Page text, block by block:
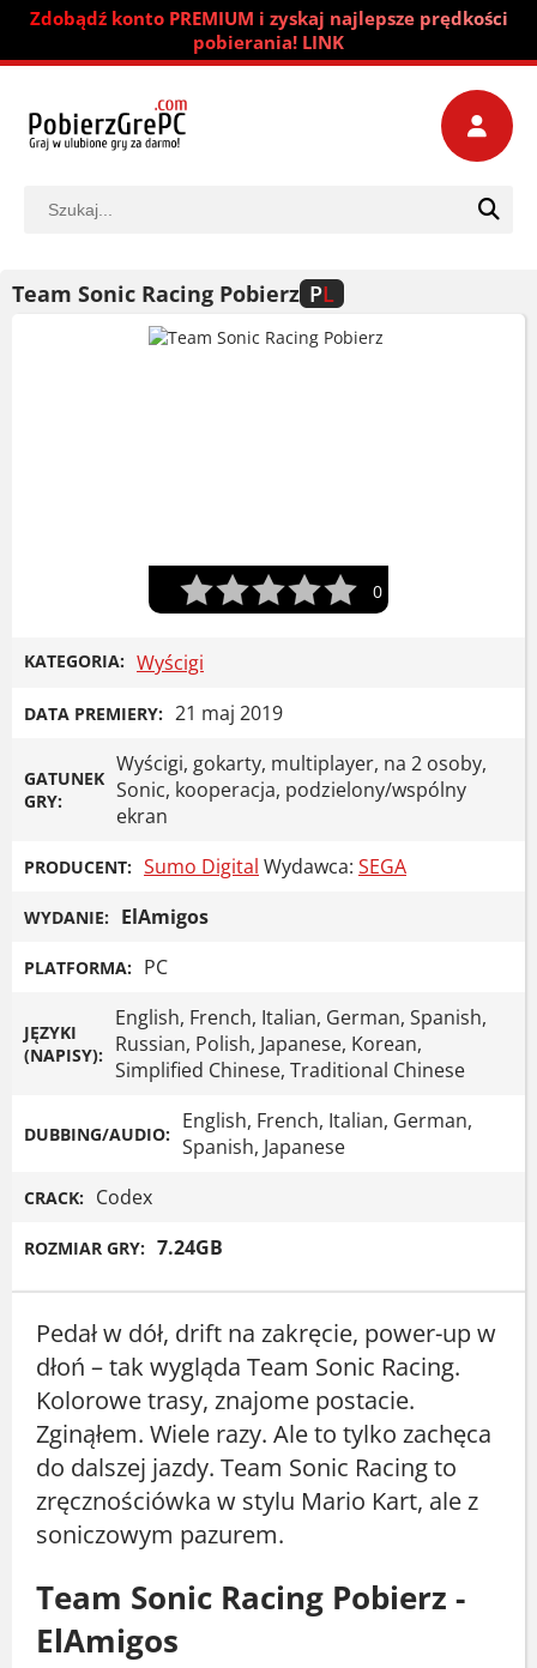
Zdobądź konto PREMIUM i zyskaj najlepsze prędkości
pobierania! LINK
Team Sonic Racing Pobierz PL
0
KATEGORIA: Wyścigi
DATA PREMIERY: 21 maj 2019
GATUNEK
GRY:
Wyścigi, gokarty, multiplayer, na 2 osoby,
Sonic, kooperacja, podzielony/wspólny
ekran
PRODUCENT: Sumo Digital Wydawca: SEGA
WYDANIE: ElAmigos
PLATFORMA: PC
JĘZYKI
(NAPISY):
English, French, Italian, German, Spanish,
Russian, Polish, Japanese, Korean,
Simplified Chinese, Traditional Chinese
DUBBING/AUDIO: English, French, Italian, German,
Spanish, Japanese
CRACK: Codex
ROZMIAR GRY: 7.24GB
Pedał w dół, drift na zakręcie, power-up w
dłoń – tak wygląda Team Sonic Racing.
Kolorowe trasy, znajome postacie.
Zginąłem. Wiele razy. Ale to tylko zachęca
do dalszej jazdy. Team Sonic Racing to
zręcznościówka w stylu Mario Kart, ale z
soniczowym pazurem.
Team Sonic Racing Pobierz -
ElAmigos